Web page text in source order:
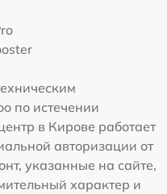
по истечении
в Кирове работает
авторизации от
указанные на сайте,
характер и